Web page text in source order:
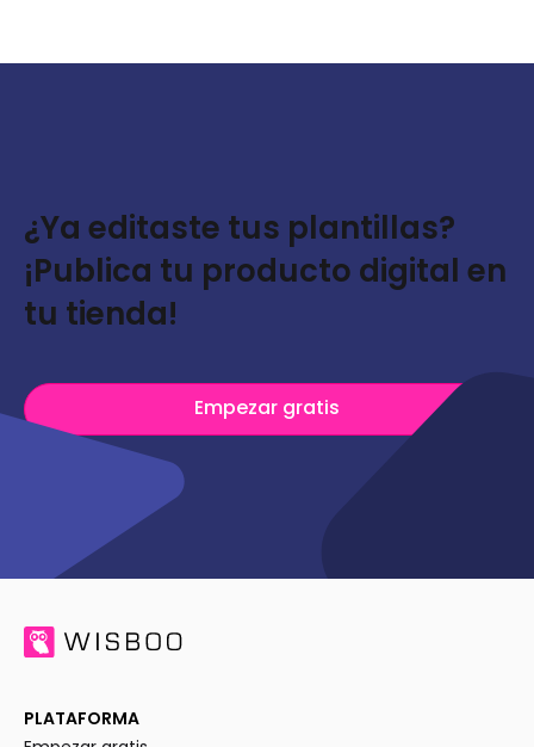
¿Ya editaste tus plantillas?
¡Publica tu producto digital en
tu tienda!
Empezar gratis
PLATAFORMA